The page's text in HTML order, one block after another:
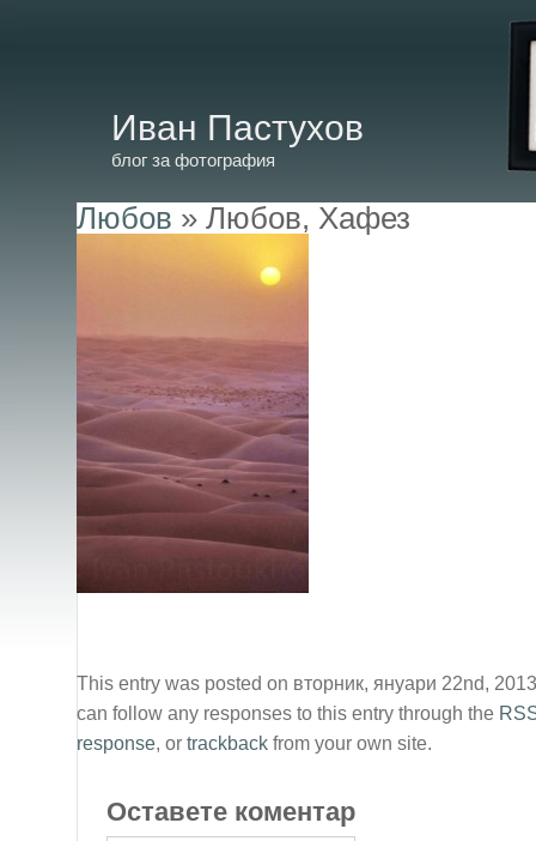
Иван Пастухов
блог за фотография
Любов » Любов, Хафез
This entry was posted on вторник, януари 22nd,
can follow any responses to this entry through the
response, or trackback from your own site.
Оставете коментар